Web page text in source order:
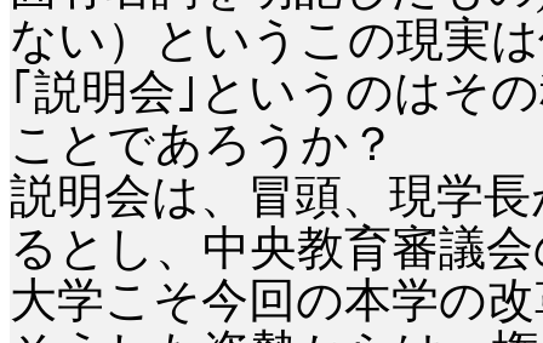
ない）というこの現実
｢説明会｣というのはそ
ことであろうか？
説明会は、冒頭、現学
るとし、中央教育審議
大学こそ今回の本学の